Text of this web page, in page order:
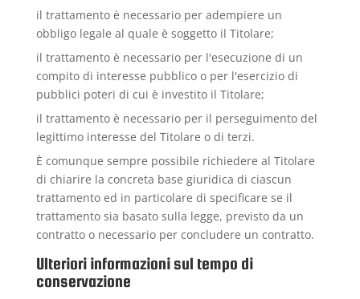
il trattamento è necessario per adempiere un
obbligo legale al quale è soggetto il Titolare;
il trattamento è necessario per l'esecuzione di un
compito di interesse pubblico o per l'esercizio di
pubblici poteri di cui è investito il Titolare;
il trattamento è necessario per il perseguimento del
legittimo interesse del Titolare o di terzi.
È comunque sempre possibile richiedere al Titolare
di chiarire la concreta base giuridica di ciascun
trattamento ed in particolare di specificare se il
trattamento sia basato sulla legge, previsto da un
contratto o necessario per concludere un contratto.
Ulteriori informazioni sul tempo di
conservazione